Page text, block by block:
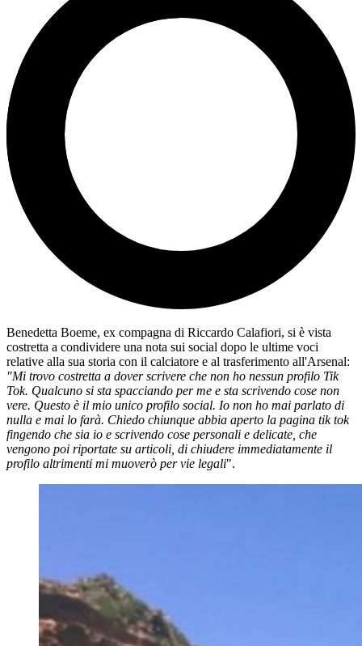
Benedetta Boeme, ex compagna di Riccardo Calafiori, si è vista
costretta a condividere una nota sui social dopo le ultime voci
relative alla sua storia con il calciatore e al trasferimento all'Arsenal:
"Mi trovo costretta a dover scrivere che non ho nessun profilo Tik
Tok. Qualcuno si sta spacciando per me e sta scrivendo cose non
vere. Questo è il mio unico profilo social. Io non ho mai parlato di
nulla e mai lo farà. Chiedo chiunque abbia aperto la pagina tik tok
fingendo che sia io e scrivendo cose personali e delicate, che
vengono poi riportate su articoli, di chiudere immediatamente il
profilo altrimenti mi muoverò per vie legali".